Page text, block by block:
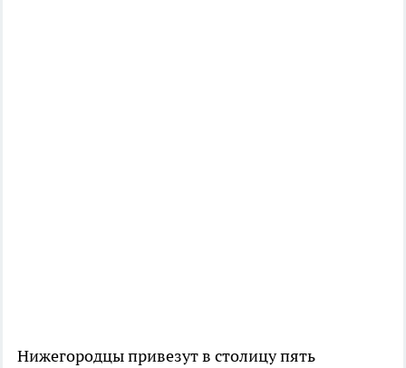
Нижегородцы привезут в столицу пять